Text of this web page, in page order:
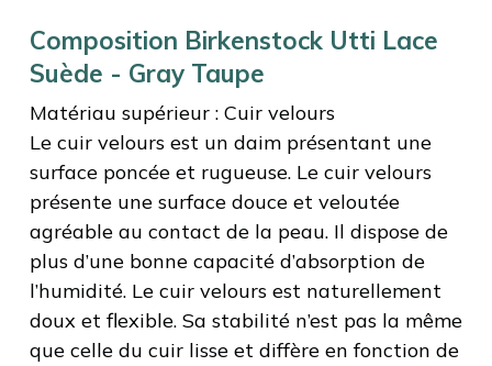
Composition Birkenstock Utti Lace
Suède - Gray Taupe
Matériau supérieur : Cuir velours
Le cuir velours est un daim présentant une
surface poncée et rugueuse. Le cuir velours
présente une surface douce et veloutée
agréable au contact de la peau. Il dispose de
plus d’une bonne capacité d’absorption de
l’humidité. Le cuir velours est naturellement
doux et flexible. Sa stabilité n’est pas la même
que celle du cuir lisse et diffère en fonction de